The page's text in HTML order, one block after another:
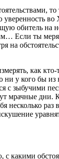
уверенность
обитель на
Если ты
на
как кто-
ни у кого бы
с зыбучими
мрачные дни.
несколько
с какими